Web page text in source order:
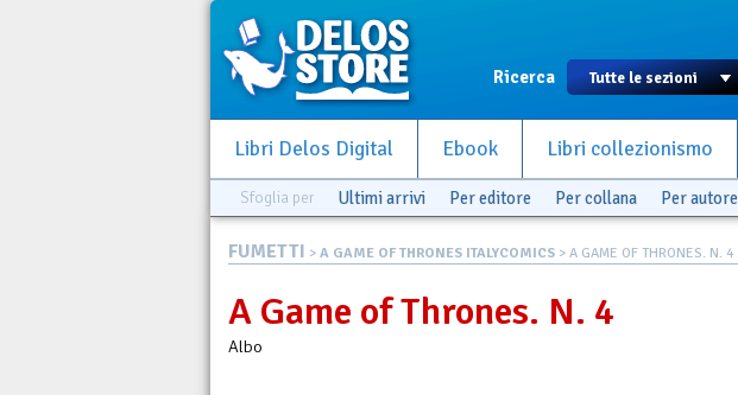
Ricerca
Libri Delos Digital Ebook Libri collezionismo
Sfoglia per Ultimi arrivi Per editore Per collana Per autore
FUMETTI > A GAME OF THRONES ITALYCOMICS > A GAME OF THRONES. N. 4
A Game of Thrones. N. 4
Albo